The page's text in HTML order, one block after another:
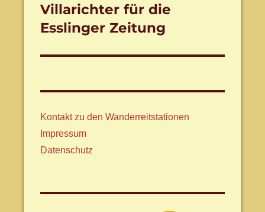
Villarichter für die
Esslinger Zeitung
Kontakt zu den Wanderreitstationen
Impressum
Datenschutz